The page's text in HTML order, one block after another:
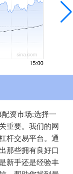
资市场:选择一
重要。我们的网
杆交易平台。通
那些拥有良好口
新手还是经验丰